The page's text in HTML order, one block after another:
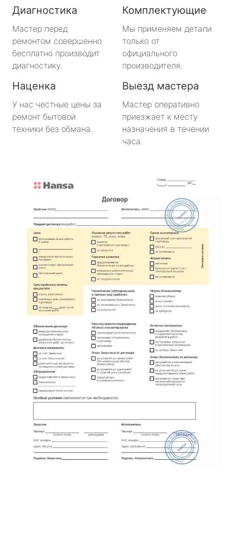
Диагностика
Мастер перед
ремонтом совершенно
бесплатно производит
диагностику.
Комплектующие
Мы применяем детали
только от
официального
производителя.
Наценка
У нас честные цены за
ремонт бытовой
техники без обмана.
Выезд мастера
Мастер оперативно
приезжает к месту
назначения в течении
часа.